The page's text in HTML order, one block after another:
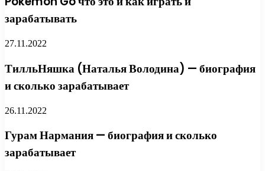
зарабатывать
27.11.2022
ТилльНяшка (Наталья Володина) — биография
и сколько зарабатывает
26.11.2022
Гурам Нармания — биография и сколько
зарабатывает